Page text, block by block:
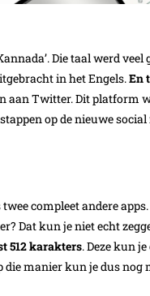
Die taal werd veel
in het Engels.En
aan Twitter. Dit platform
op de nieuwe social
compleet andere apps.
Dat kun je niet echt
512 karakters. Deze kun
die manier kun je dus nog